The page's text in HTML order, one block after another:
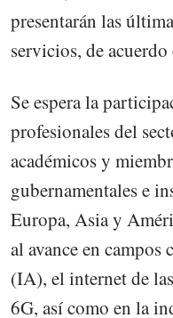
presentarán las
servicios, de
Se espera la
profesionales del
académicos y
gubernamentales e
Europa, Asia y
al avance en
(IA), el internet de
6G, así como en la